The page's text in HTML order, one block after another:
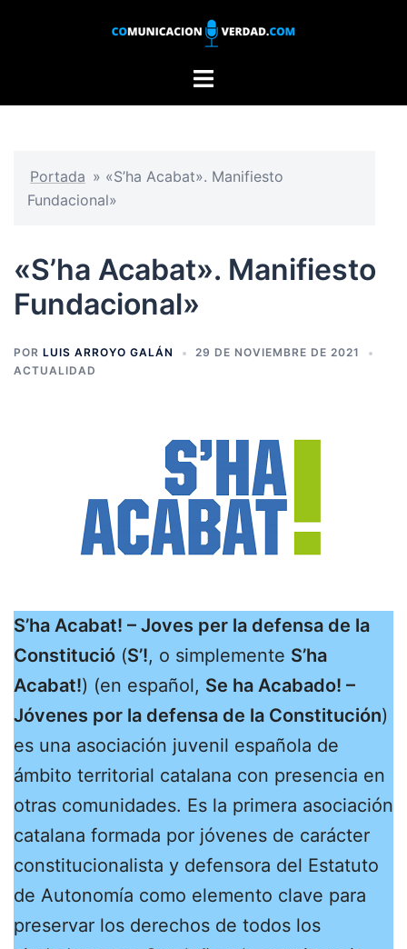
Alternar
Portada » «S’ha Acabat». Manifiesto
Fundacional»
«S’ha Acabat». Manifiesto
Fundacional»
POR LUIS ARROYO GALÁN
29 DE NOVIEMBRE DE 2021
ACTUALIDAD
S’ha Acabat! – Joves per la defensa de la
Constitució (S’!, o simplemente S’ha
Acabat!) (en español, Se ha Acabado! –
Jóvenes por la defensa de la Constitución)
es una asociación juvenil española de
ámbito territorial catalana con presencia en
otras comunidades. Es la primera asociación
catalana formada por jóvenes de carácter
constitucionalista y defensora del Estatuto
de Autonomía como elemento clave para
preservar los derechos de todos los